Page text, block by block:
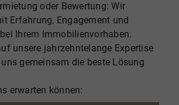
oder Bewertung: Wir
Erfahrung, Engagement und
Ihrem Immobilienvorhaben.
unsere jahrzehntelange Expertise
gemeinsam die beste Lösung
erwarten können: